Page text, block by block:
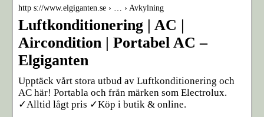
http s://www.elgiganten.se › … › Avkylning
Luftkonditionering | AC |
Aircondition | Portabel AC –
Elgiganten
Upptäck vårt stora utbud av Luftkonditionering och
AC här! Portabla och från märken som Electrolux.
✓Alltid lågt pris ✓Köp i butik & online.